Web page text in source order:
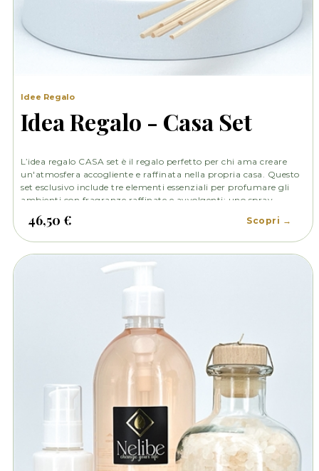
Idee Regalo
Idea Regalo - Casa Set
L’idea regalo CASA set è il regalo perfetto per chi ama creare
un'atmosfera accogliente e raffinata nella propria casa. Questo
set esclusivo include tre elementi essenziali per profumare gli
ambienti con fragranze raffinate e avvolgenti: uno spray
ambiente, un diffusore ambiente e un'acqua profumata per
tessuti.
46,50 € Scopri →